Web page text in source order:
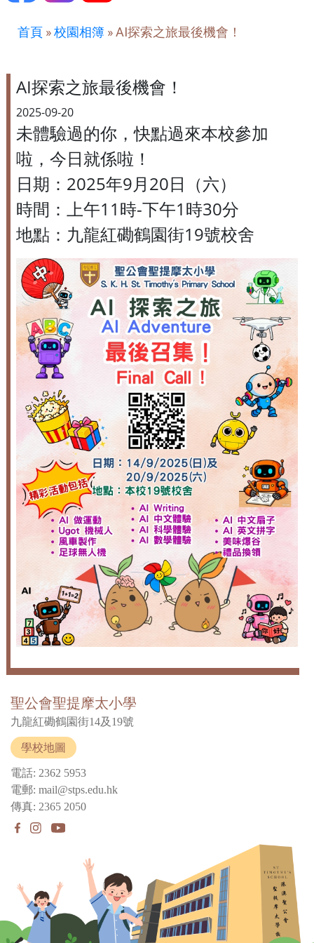
首頁 »校園相簿 »AI探索之旅最後機會！
AI探索之旅最後機會！
2025-09-20
未體驗過的你，快點過來本校參加
啦，今日就係啦！
日期：2025年9月20日（六）
時間：上午11時-下午1時30分
地點：九龍紅磡鶴園街19號校舍
聖公會聖提摩太小學
九龍紅磡鶴園街14及19號
學校地圖
電話: 2362 5953
電郵: mail@stps.edu.hk
傳真: 2365 2050